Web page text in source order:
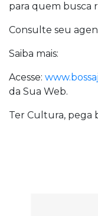
para quem busca
Consulte seu
Saiba mais:
Acesse:
da Sua Web.
Ter Cultura, pega